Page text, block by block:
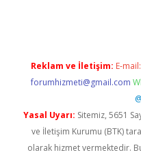
Reklam ve İletişim: E-mail:
forumhizmeti@gmail.com
Yasal Uyarı: Sitemiz, 5651
ve İletişim Kurumu (BTK)
olarak hizmet vermektedir.